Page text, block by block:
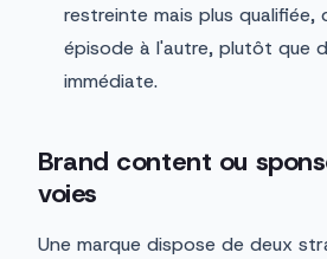
restreinte mais plus qualifiée,
épisode à l'autre, plutôt que
immédiate.
Brand content ou
voies
Une marque dispose de deux